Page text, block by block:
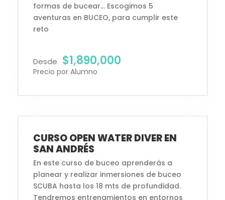
Desde $1,890,000
Precio por Alumno
formas de bucear… Escogimos 5
aventuras en BUCEO, para cumplir este
reto
CURSO OPEN WATER DIVER EN
SAN ANDRÉS
En este curso de buceo aprenderás a
planear y realizar inmersiones de buceo
SCUBA hasta los 18 mts de profundidad.
Tendremos entrenamientos en entornos